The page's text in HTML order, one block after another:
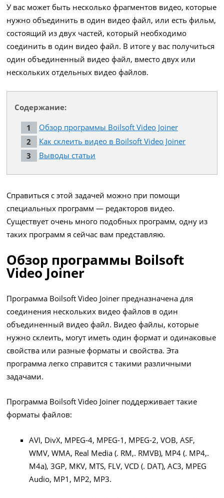
У вас может быть несколько фрагментов видео, которые
нужно объединить в один видео файл, или есть фильм,
состоящий из двух частей, который необходимо
соединить в один видео файл. В итоге у вас получиться
один объединенный видео файл, вместо двух или
нескольких отдельных видео файлов.
Содержание:
Обзор программы Boilsoft Video Joiner
Как склеить видео в Boilsoft Video Joiner
Выводы статьи
Справиться с этой задачей можно при помощи
специальных программ — редакторов видео.
Существует очень много подобных программ, одну из
таких программ я сейчас вам представляю.
Обзор программы Boilsoft
Video Joiner
Программа Boilsoft Video Joiner предназначена для
соединения нескольких видео файлов в один
объединенный видео файл. Видео файлы, которые
нужно склеить, могут иметь один формат и одинаковые
свойства или разные форматы и свойства. Эта
программа легко справится с такими различными
задачами.
Программа Boilsoft Video Joiner поддерживает такие
форматы файлов:
AVI, DivX, MPEG-4, MPEG-1, MPEG-2, VOB, ASF,
WMV, WMA, Real Media (. RM,. RMVB), MP4 (. MP4,.
M4a), 3GP, MKV, MTS, FLV, VCD (. DAT), AC3, MPEG
Audio, MP1, MP2, MP3.